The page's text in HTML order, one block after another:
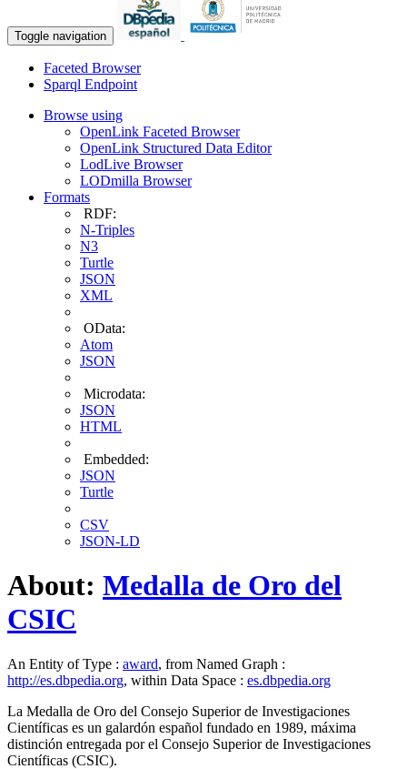
Toggle navigation
Faceted Browser
Sparql Endpoint
Browse using
OpenLink Faceted Browser
OpenLink Structured Data Editor
LodLive Browser
LODmilla Browser
Formats
RDF:
N-Triples
N3
Turtle
JSON
XML
OData:
Atom
JSON
Microdata:
JSON
HTML
Embedded:
JSON
Turtle
CSV
JSON-LD
About: Medalla de Oro del
CSIC
An Entity of Type : award, from Named Graph :
http://es.dbpedia.org, within Data Space : es.dbpedia.org
La Medalla de Oro del Consejo Superior de Investigaciones
Científicas es un galardón español fundado en 1989, máxima
distinción entregada por el Consejo Superior de Investigaciones
Científicas (CSIC).